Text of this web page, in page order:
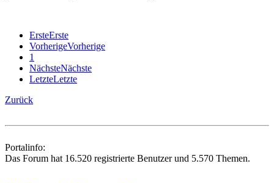
ErsteErste
VorherigeVorherige
1
NächsteNächste
LetzteLetzte
Zurück
Portalinfo:
Das Forum hat 16.520 registrierte Benutzer und 5.570 Themen.